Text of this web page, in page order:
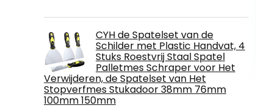
CYH de Spatelset van de
Schilder met Plastic Handvat, 4
Stuks Roestvrij Staal Spatel
Palletmes Schraper voor Het
Verwijderen, de Spatelset van Het
Stopverfmes Stukadoor 38mm 76mm
100mm 150mm